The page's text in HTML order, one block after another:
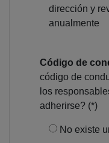
dirección y
anualmente
Código de
código de
los
adherirse? (*)
No existe